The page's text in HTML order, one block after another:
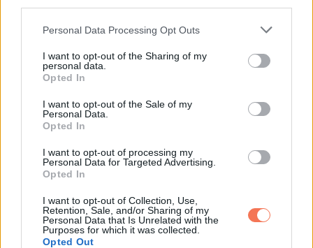
Please note that this website/app uses one or more Google
not limited to your visit or usage behaviour. You may click to
grant or deny consent to Google and its third-party tags to
use your data for below specified purposes in below Google
consent section.
Personal Data Processing Opt Outs
I want to opt-out of the Sharing of my
personal data.
Opted In
I want to opt-out of the Sale of my
Personal Data.
Opted In
I want to opt-out of processing my
Personal Data for Targeted Advertising.
Opted In
I want to opt-out of Collection, Use,
Retention, Sale, and/or Sharing of my
Personal Data that Is Unrelated with the
Purposes for which it was collected.
Opted Out
**BAK**
A közelgő napokban egy esemény vagy találkozás teljesen
új távlatokat nyithat meg előtted. Még ha elsőre furcsának is
megmutathatja a helyes utat, amelyet követned kell.
**Hét év szerencse vár, ha kedvelés és a sok szerencsét
beírása után gördítesz lejjebb!**
**VÍZÖNTŐ**
Ne ragaszkodj a haraghoz, még akkor sem, ha jogosnak